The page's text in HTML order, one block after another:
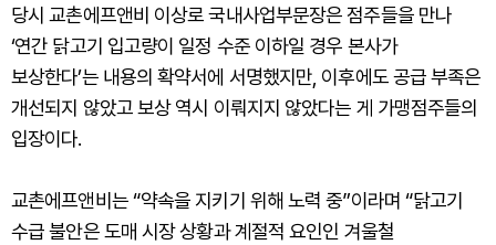
당시 교촌에프앤비 이상로 국내사업부문장은 점주들을 만나
‘연간 닭고기 입고량이 일정 수준 이하일 경우 본사가
보상한다’는 내용의 확약서에 서명했지만, 이후에도 공급 부족은
개선되지 않았고 보상 역시 이뤄지지 않았다는 게 가맹점주들의
입장이다.
교촌에프앤비는 “약속을 지키기 위해 노력 중”이라며 “닭고기
수급 불안은 도매 시장 상황과 계절적 요인인 겨울철